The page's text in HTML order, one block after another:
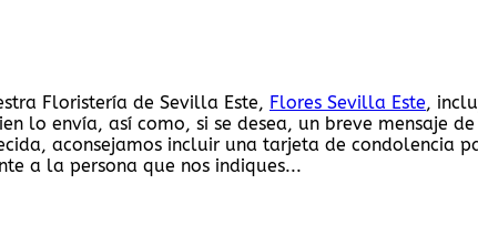
Floristería de Sevilla Este, Flores Sevilla Este,
lo envía, así como, si se desea, un breve mensaje
aconsejamos incluir una tarjeta de condolencia
a la persona que nos indiques...